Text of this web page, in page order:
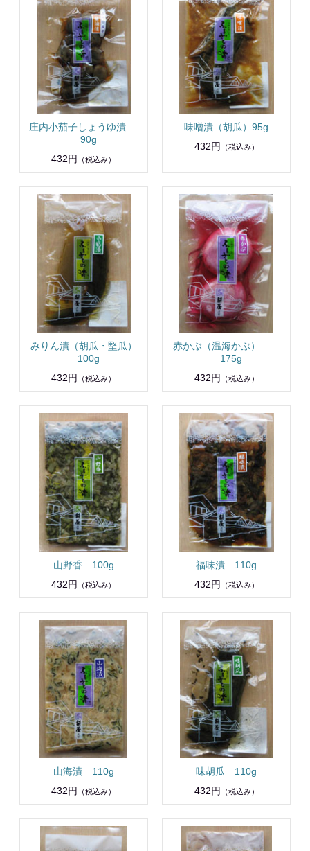
庄内小茄子しょうゆ漬
90g
432円
（税込み）
味噌漬（胡瓜）95g
432円
（税込み）
みりん漬（胡瓜・堅瓜）
100g
432円
（税込み）
赤かぶ（温海かぶ）
175g
432円
（税込み）
山野香 100g
432円
（税込み）
福味漬 110g
432円
（税込み）
山海漬 110g
432円
（税込み）
味胡瓜 110g
432円
（税込み）